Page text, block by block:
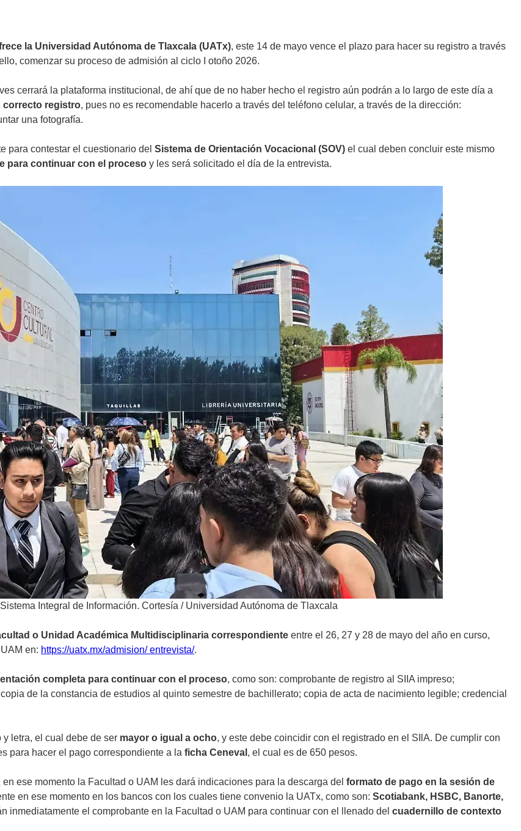
la Universidad Autónoma de Tlaxcala (UATx), este 14 de mayo vence el plazo para hacer su registro a través
comenzar su proceso de admisión al ciclo I otoño 2026.
cerrará la plataforma institucional, de ahí que de no haber hecho el registro aún podrán a lo largo de este día a
correcto registro, pues no es recomendable hacerlo a través del teléfono celular, a través de la dirección:
una fotografía.
para contestar el cuestionario del Sistema de Orientación Vocacional (SOV) el cual deben concluir este mismo
para continuar con el proceso y les será solicitado el día de la entrevista.
Integral de Información. Cortesía / Universidad Autónoma de Tlaxcala
o Unidad Académica Multidisciplinaria correspondiente entre el 26, 27 y 28 de mayo del año en curso,
en: https://uatx.mx/admision/entrevista/.
completa para continuar con el proceso, como son: comprobante de registro al SIIA impreso;
de la constancia de estudios al quinto semestre de bachillerato; copia de acta de nacimiento legible; credencial
letra, el cual debe de ser mayor o igual a ocho, y este debe coincidir con el registrado en el SIlA. De cumplir con
para hacer el pago correspondiente a la ficha Ceneval , el cual es de 650 pesos.
ese momento la Facultad o UAM les dará indicaciones para la descarga del formato de pago en la sesión de
en ese momento en los bancos con los cuales tiene convenio la UATx, como son: Scotiabank, HSBC, Banorte,
inmediatamente el comprobante en la Facultad o UAM para continuar con el llenado del cuadernillo de contexto